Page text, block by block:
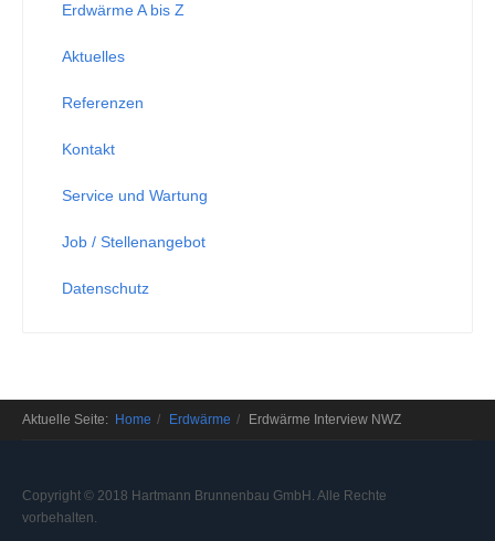
Erdwärme A bis Z
Aktuelles
Referenzen
Kontakt
Service und Wartung
Job / Stellenangebot
Datenschutz
Aktuelle Seite: Home Erdwärme Erdwärme Interview NWZ
Copyright © 2018 Hartmann Brunnenbau GmbH. Alle Rechte
vorbehalten.